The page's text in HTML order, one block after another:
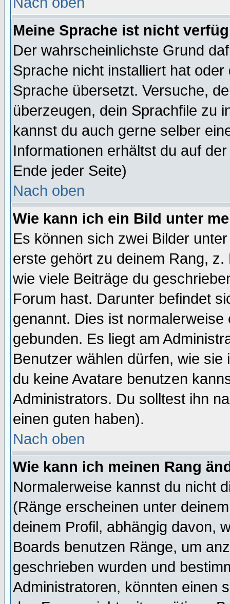
Meine Sprache ist nicht
Der wahrscheinlichste Grund
Sprache nicht installiert hat
Sprache übersetzt. Versuche,
überzeugen, dein Sprachfile zu
kannst du auch gerne selber
Informationen erhältst du auf
Ende jeder Seite)
Nach oben
Wie kann ich ein Bild unter
Es können sich zwei Bilder
erste gehört zu deinem Rang,
wie viele Beiträge du
Forum hast. Darunter befindet
genannt. Dies ist
gebunden. Es liegt am
Benutzer wählen dürfen, wie
du keine Avatare benutzen
Administrators. Du solltest ihn
einen guten haben).
Nach oben
Wie kann ich meinen Rang
Normalerweise kannst du nicht
(Ränge erscheinen unter
deinem Profil, abhängig davon,
Boards benutzen Ränge, um
geschrieben wurden und
Administratoren, könnten einen